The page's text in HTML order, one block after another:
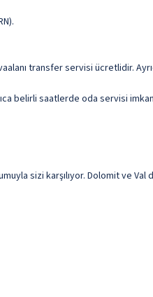
transfer servisi ücretlidir.
belirli saatlerde oda servisi
sizi karşılıyor. Dolomit ve